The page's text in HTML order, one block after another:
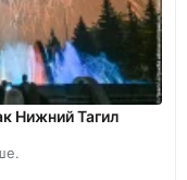
Нижний Тагил